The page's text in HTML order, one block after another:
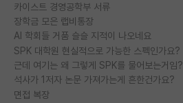
카이스트 경영공학부 서류
장학금 모은 랩비통장
AI 학회들 거품 슬슬 지적이 나오네요
SPK 대학원 현실적으로 가능한 스펙인가요?
근데 여기는 왜 그렇게 SPK를 물어보는거임?
석사가 1저자 논문 가져가는게 흔한건가요?
면접 복장